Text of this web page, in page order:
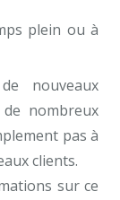
plein ou à
nouveaux
nombreux
pas à
clients.
sur ce